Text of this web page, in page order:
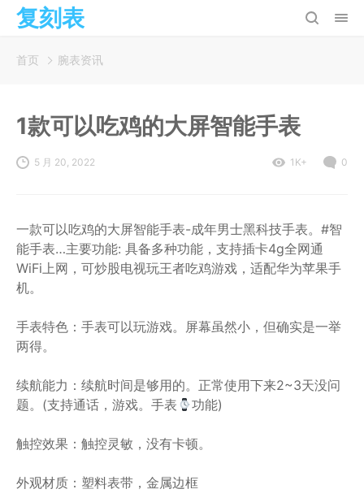
复刻表
首页 腕表资讯
1款可以吃鸡的大屏智能手表
5 月 20, 2022 1K+ 0
一款可以吃鸡的大屏智能手表-成年男士黑科技手表。#智
能手表…主要功能: 具备多种功能，支持插卡4g全网通
WiFi上网，可炒股电视玩王者吃鸡游戏，适配华为苹果手
机。
手表特色：手表可以玩游戏。屏幕虽然小，但确实是一举
两得。
续航能力：续航时间是够用的。正常使用下来2~3天没问
题。(支持通话，游戏。手表
功能)
触控效果：触控灵敏，没有卡顿。
外观材质：塑料表带，金属边框